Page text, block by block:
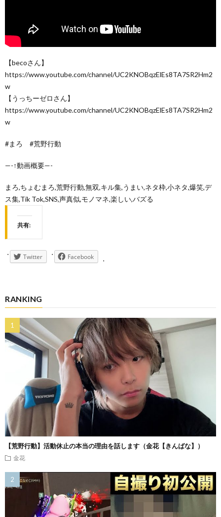
【becoさん】
https://www.youtube.com/channel/UC2KNOBqzElEs8TA7SR2Hm2
w
【うっちーゼロさん】
https://www.youtube.com/channel/UC2KNOBqzElEs8TA7SR2Hm2
w
#まろ #荒野行動
—-↑動画概要—-
まろ,ちょむまろ,荒野行動,無双,キル集,うまい,ネタ枠,小ネタ,爆笑,デ
ス集,Tik Tok,SNS,声真似,モノマネ,楽しい,バズる
共有:
Twitter Facebook
RANKING
【荒野行動】活動休止の本当の理由を話します（金花【きんばな】）
金花